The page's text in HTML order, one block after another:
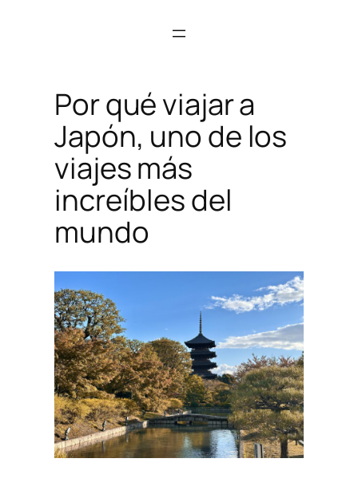
Por qué viajar a
Japón, uno de los
viajes más
increíbles del
mundo